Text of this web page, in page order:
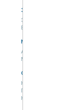
Экспертная сеть
Экспертная сеть
Вакансии
Мероприятия
Анонсы мероприятий
Материалы
О нас
Концепция
Политики
Контакты